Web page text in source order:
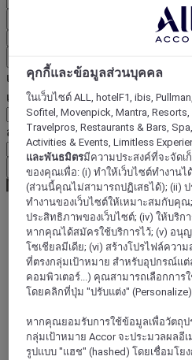
เลือกสกุลเงินด้านล่าง
เขตภูมิศาสตร์
สกุลเงิน
ยืนยันสกุลเงิน
World
Europe
Belgium
Middelkerke
คุกกี้และข้อมูลส่วนบุคคล
ในเว็บไซต์ ALL, hotelF1, ibis,
Sofitel, Movenpick, Mantra,
Travelpros, Restaurants & Bars,
Activities & Events, Limitless
และพันธมิตรมีความประสงค์ที่จะจัด
ของคุณเพื่อ: (i) ทำให้เว็บไซต์ทำงาน
(ส่วนนี้คุณไม่สามารถปฏิเสธได้); (ii)
ทำงานของเว็บไซต์ให้เหมาะสมกับคุ
ประสิทธิภาพของเว็บไซต์; (iv) ให้บริก
หากคุณได้สมัครใช้บริการไว้; (v) อนุ
โซเชียลมีเดีย; (vi) สร้างโปรไฟล์คว
ที่ตรงกลุ่มเป้าหมาย สำหรับอุปกรณ์แ
คอมพิวเตอร์...) คุณสามารถเลือกการ
โดยคลิกที่ปุ่ม "ปรับแต่ง" (Personalize)
หากคุณยอมรับการใช้ข้อมูลเพื่อวัตถุ
กลุ่มเป้าหมาย Accor จะประมวลผล
รูปแบบ "แฮช" (hashed) โดยเชื่อมโย